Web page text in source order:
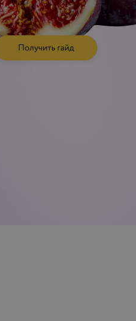
УНП 191700409
г. Минск, улица Толбухина, 2,